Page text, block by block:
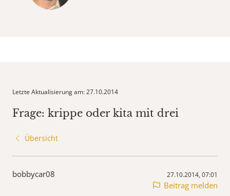
Letzte Aktualisierung am: 27.10.2014
Frage: krippe oder kita mit drei
Übersicht
bobbycar08 27.10.2014, 07:01
Beitrag melden